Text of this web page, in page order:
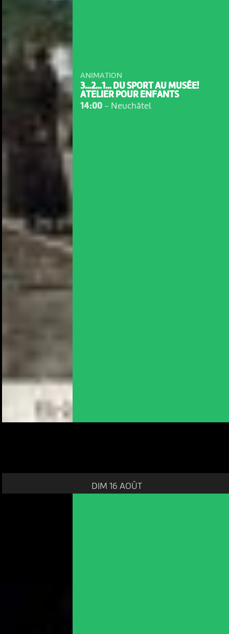
ANIMATION
3...2...1... DU SPORT AU MUSÉE!
ATELIER POUR ENFANTS
14:00- Neuchâtel
DIM 16 AOÛT